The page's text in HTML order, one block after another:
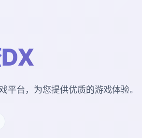
平台，为您提供优质的游戏体验。